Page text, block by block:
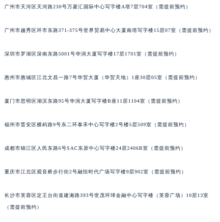
广州市天河区天河路230号万菱汇国际中心写字楼A塔7层704室（需提前预约）
广州市越秀区环市东路371-375号世界贸易中心大厦南塔写字楼15层07室（需提前预约）
深圳市罗湖区深南东路5001号华润大厦写字楼17层1701室（需提前预约）
惠州市惠城区江北文昌一路7号华贸大厦（华贸天地）1座30层05室（需提前预约）
厦门市思明区湖滨东路95号华润大厦写字楼B座11层1104室（需提前预约）
福州市晋安区横屿路9号东二环泰禾中心写字楼2号楼5层509室（需提前预约）
成都市锦江区人民东路6号SAC东原中心写字楼24层2406B室（需提前预约）
重庆市江北区观音桥步行街2号融恒时代广场写字楼9层902室（需提前预约）
长沙市芙蓉区定王台街道建湘路393号世茂环球金融中心写字楼（芙蓉广场）10层13室
（需提前预约）